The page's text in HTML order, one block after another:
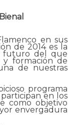
en sus
de 2014 es la
futuro del que
formación de
de nuestras
programa
en los
como objetivo
envergadura